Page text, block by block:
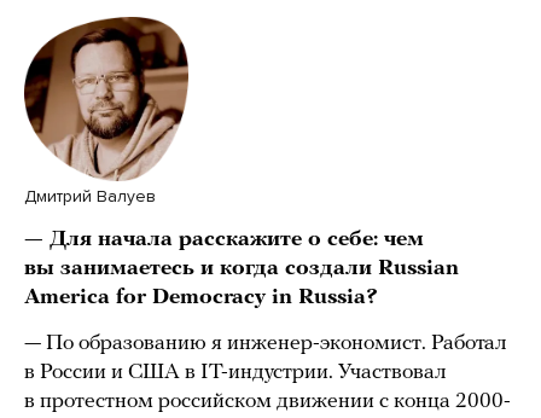
Дмитрий Валуев
— Для начала расскажите о себе: чем
вы занимаетесь и когда создали Russian
America for Democracy in Russia?
— По образованию я инженер-экономист. Работал
в России и США в IT-индустрии. Участвовал
в протестном российском движении с конца 2000-